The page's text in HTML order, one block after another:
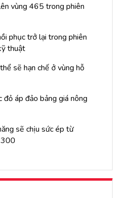
vùng 465 trong phiên
phục trở lại trong phiên
thuật
sẽ hạn chế ở vùng hỗ
đỏ áp đảo bảng giá nông
sẽ chịu sức ép từ